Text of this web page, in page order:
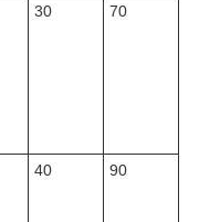
30 70
40 90